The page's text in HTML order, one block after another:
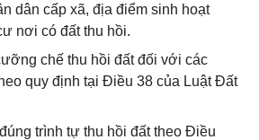
dân cấp xã, địa điểm sinh hoạt
nơi có đất thu hồi.
chế thu hồi đất đối với các
quy định tại Điều 38 của Luật Đất
trình tự thu hồi đất theo Điều